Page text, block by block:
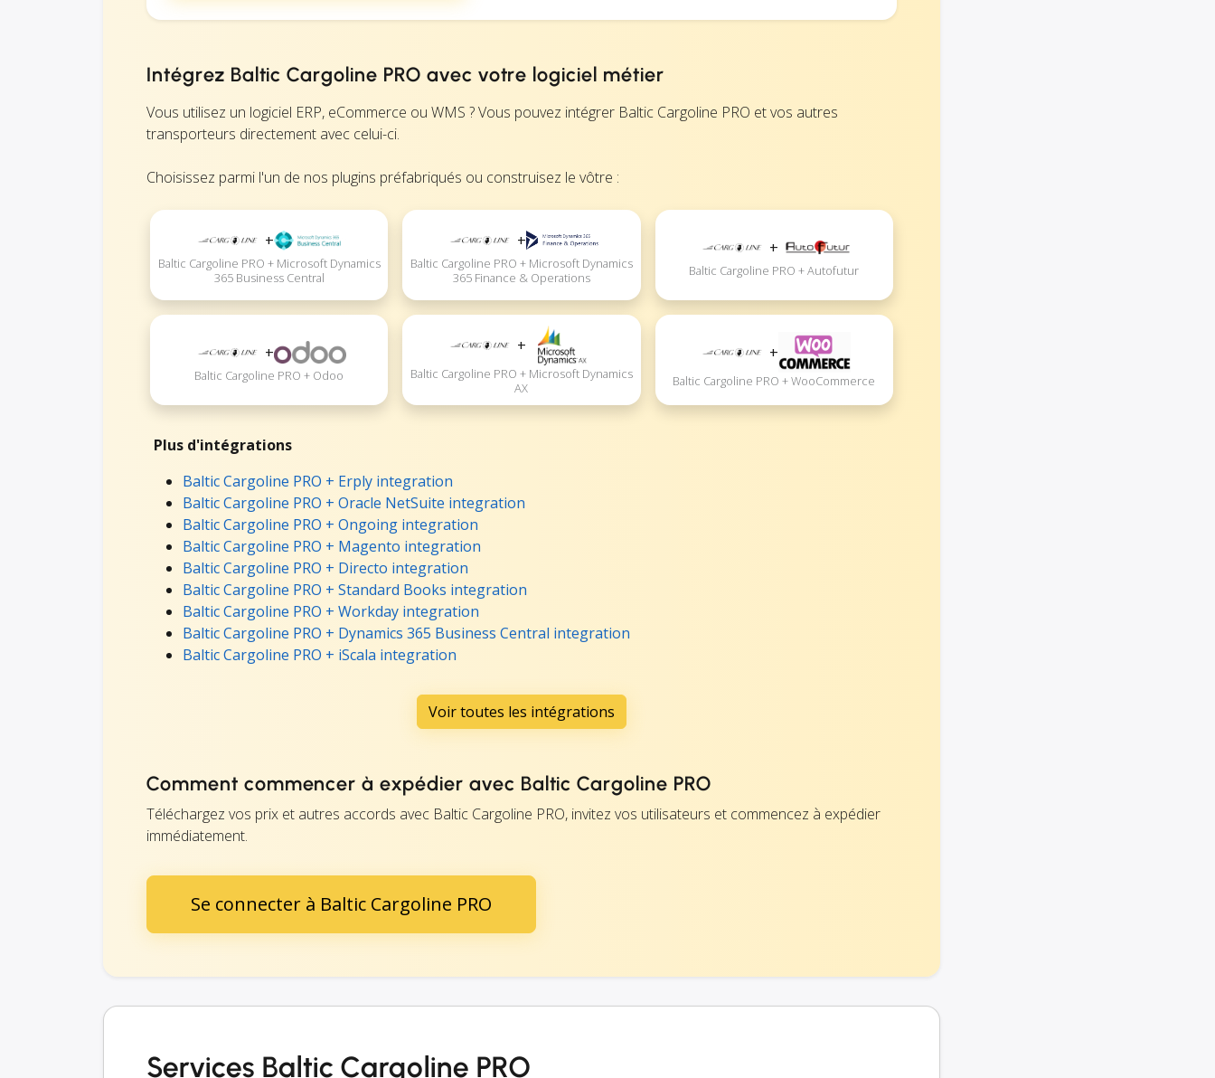
Intégrez Baltic Cargoline PRO avec votre logiciel métier
Vous utilisez un logiciel ERP, eCommerce ou WMS ? Vous pouvez intégrer Baltic Cargoline PRO et vos autres
transporteurs directement avec celui-ci.
Choisissez parmi l'un de nos plugins préfabriqués ou construisez le vôtre :
+
Baltic Cargoline PRO + Microsoft Dynamics
365 Business Central
+
Baltic Cargoline PRO + Microsoft Dynamics
365 Finance & Operations
+
Baltic Cargoline PRO + Autofutur
+
Baltic Cargoline PRO + Odoo
+
Baltic Cargoline PRO + Microsoft Dynamics
AX
+
Baltic Cargoline PRO + WooCommerce
Plus d'intégrations
Baltic Cargoline PRO + Erply integration
Baltic Cargoline PRO + Oracle NetSuite integration
Baltic Cargoline PRO + Ongoing integration
Baltic Cargoline PRO + Magento integration
Baltic Cargoline PRO + Directo integration
Baltic Cargoline PRO + Standard Books integration
Baltic Cargoline PRO + Workday integration
Baltic Cargoline PRO + Dynamics 365 Business Central integration
Baltic Cargoline PRO + iScala integration
Voir toutes les intégrations
Comment commencer à expédier avec Baltic Cargoline PRO
Téléchargez vos prix et autres accords avec Baltic Cargoline PRO, invitez vos utilisateurs et commencez à expédier
immédiatement.
Se connecter à Baltic Cargoline PRO
Services Baltic Cargoline PRO